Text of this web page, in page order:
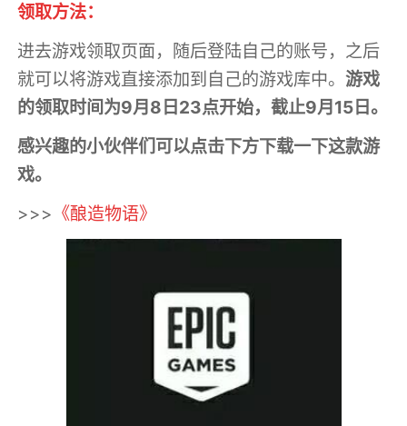
领取方法：
进去游戏领取页面，随后登陆自己的账号，之后
就可以将游戏直接添加到自己的游戏库中。游戏
的领取时间为9月8日23点开始，截止9月15日。
感兴趣的小伙伴们可以点击下方下载一下这款游
戏。
>>> 《酿造物语》